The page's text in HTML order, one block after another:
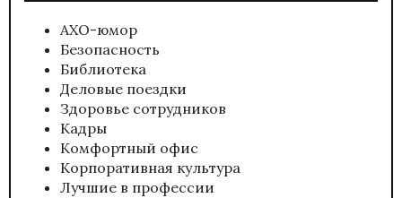
АХО-юмор
Безопасность
Библиотека
Деловые поездки
Здоровье сотрудников
Кадры
Комфортный офис
Корпоративная культура
Лучшие в профессии